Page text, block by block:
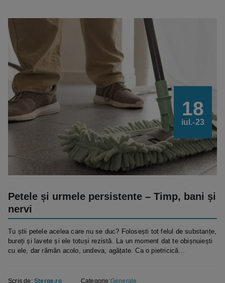
18
iul.-23
Petele și urmele persistente – Timp, bani și
nervi
Tu știi petele acelea care nu se duc? Folosești tot felul de substanțe,
bureți și lavete și ele totuși rezistă. La un moment dat te obișnuiești
cu ele, dar rămân acolo, undeva, agățate. Ca o pietricică...
Scris de: Sterge.ro Categorie:Generale